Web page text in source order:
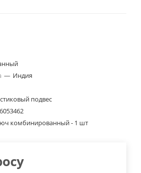
— Индия
подвес
комбинированный - 1 шт